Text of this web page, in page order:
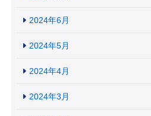
2024年6月
2024年5月
2024年4月
2024年3月